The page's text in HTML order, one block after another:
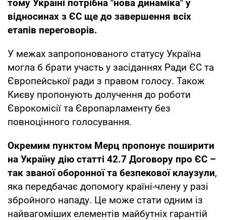
тому Україні потрібна "нова динаміка" у
відносинах з ЄС ще до завершення всіх
етапів переговорів.
У межах запропонованого статусу Україна
могла б брати участь у засіданнях Ради ЄС та
Європейської ради з правом голосу. Також
Києву пропонують долучення до роботи
Єврокомісії та Європарламенту без
повноцінного голосування.
Окремим пунктом Мерц пропонує поширити
на Україну дію статті 42.7 Договору про ЄС –
так званої оборонної та безпекової клаузули,
яка передбачає допомогу країні-члену у разі
збройного нападу. Це може стати одним із
найвагоміших елементів майбутніх гарантій